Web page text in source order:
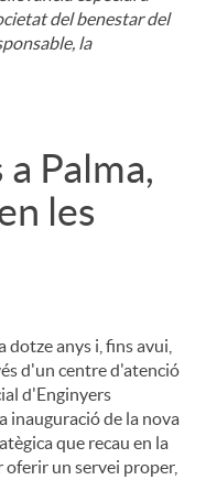
del benestar del
la
Palma,
les
dotze anys i, fins avui,
d'un centre d'atenció
d'Enginyers
inauguració de la nova
que recau en la
oferir un servei proper,